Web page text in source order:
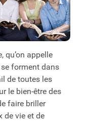
qu’on appelle
forment dans
de toutes les
le bien-être des
faire briller
de vie et de